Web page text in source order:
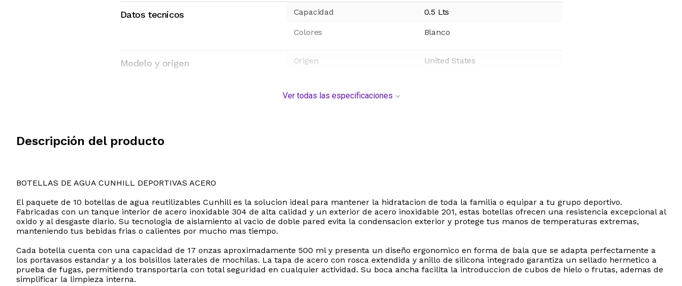
Datos tecnicos Capacidad 0.5 Lts
Colores Blanco
Modelo y origen Origen United States
Ver todas las especificaciones
Descripción del producto
BOTELLAS DE AGUA CUNHILL DEPORTIVAS ACERO
El paquete de 10 botellas de agua reutilizables Cunhill es la solucion ideal para mantener la hidratacion de toda la familia o equipar a tu grupo deportivo.
Fabricadas con un tanque interior de acero inoxidable 304 de alta calidad y un exterior de acero inoxidable 201, estas botellas ofrecen una resistencia excepcional al
oxido y al desgaste diario. Su tecnologia de aislamiento al vacio de doble pared evita la condensacion exterior y protege tus manos de temperaturas extremas,
manteniendo tus bebidas frias o calientes por mucho mas tiempo.
Cada botella cuenta con una capacidad de 17 onzas aproximadamente 500 ml y presenta un diseño ergonomico en forma de bala que se adapta perfectamente a
los portavasos estandar y a los bolsillos laterales de mochilas. La tapa de acero con rosca extendida y anillo de silicona integrado garantiza un sellado hermetico a
prueba de fugas, permitiendo transportarla con total seguridad en cualquier actividad. Su boca ancha facilita la introduccion de cubos de hielo o frutas, ademas de
simplificar la limpieza interna.